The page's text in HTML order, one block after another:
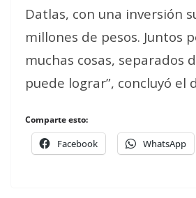
Datlas, con una inversión
millones de pesos. Juntos
muchas cosas, separados
puede lograr”, concluyó el
Comparte esto:
Facebook WhatsApp